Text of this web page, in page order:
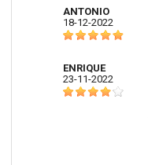
ANTONIO
18-12-2022
ENRIQUE
23-11-2022